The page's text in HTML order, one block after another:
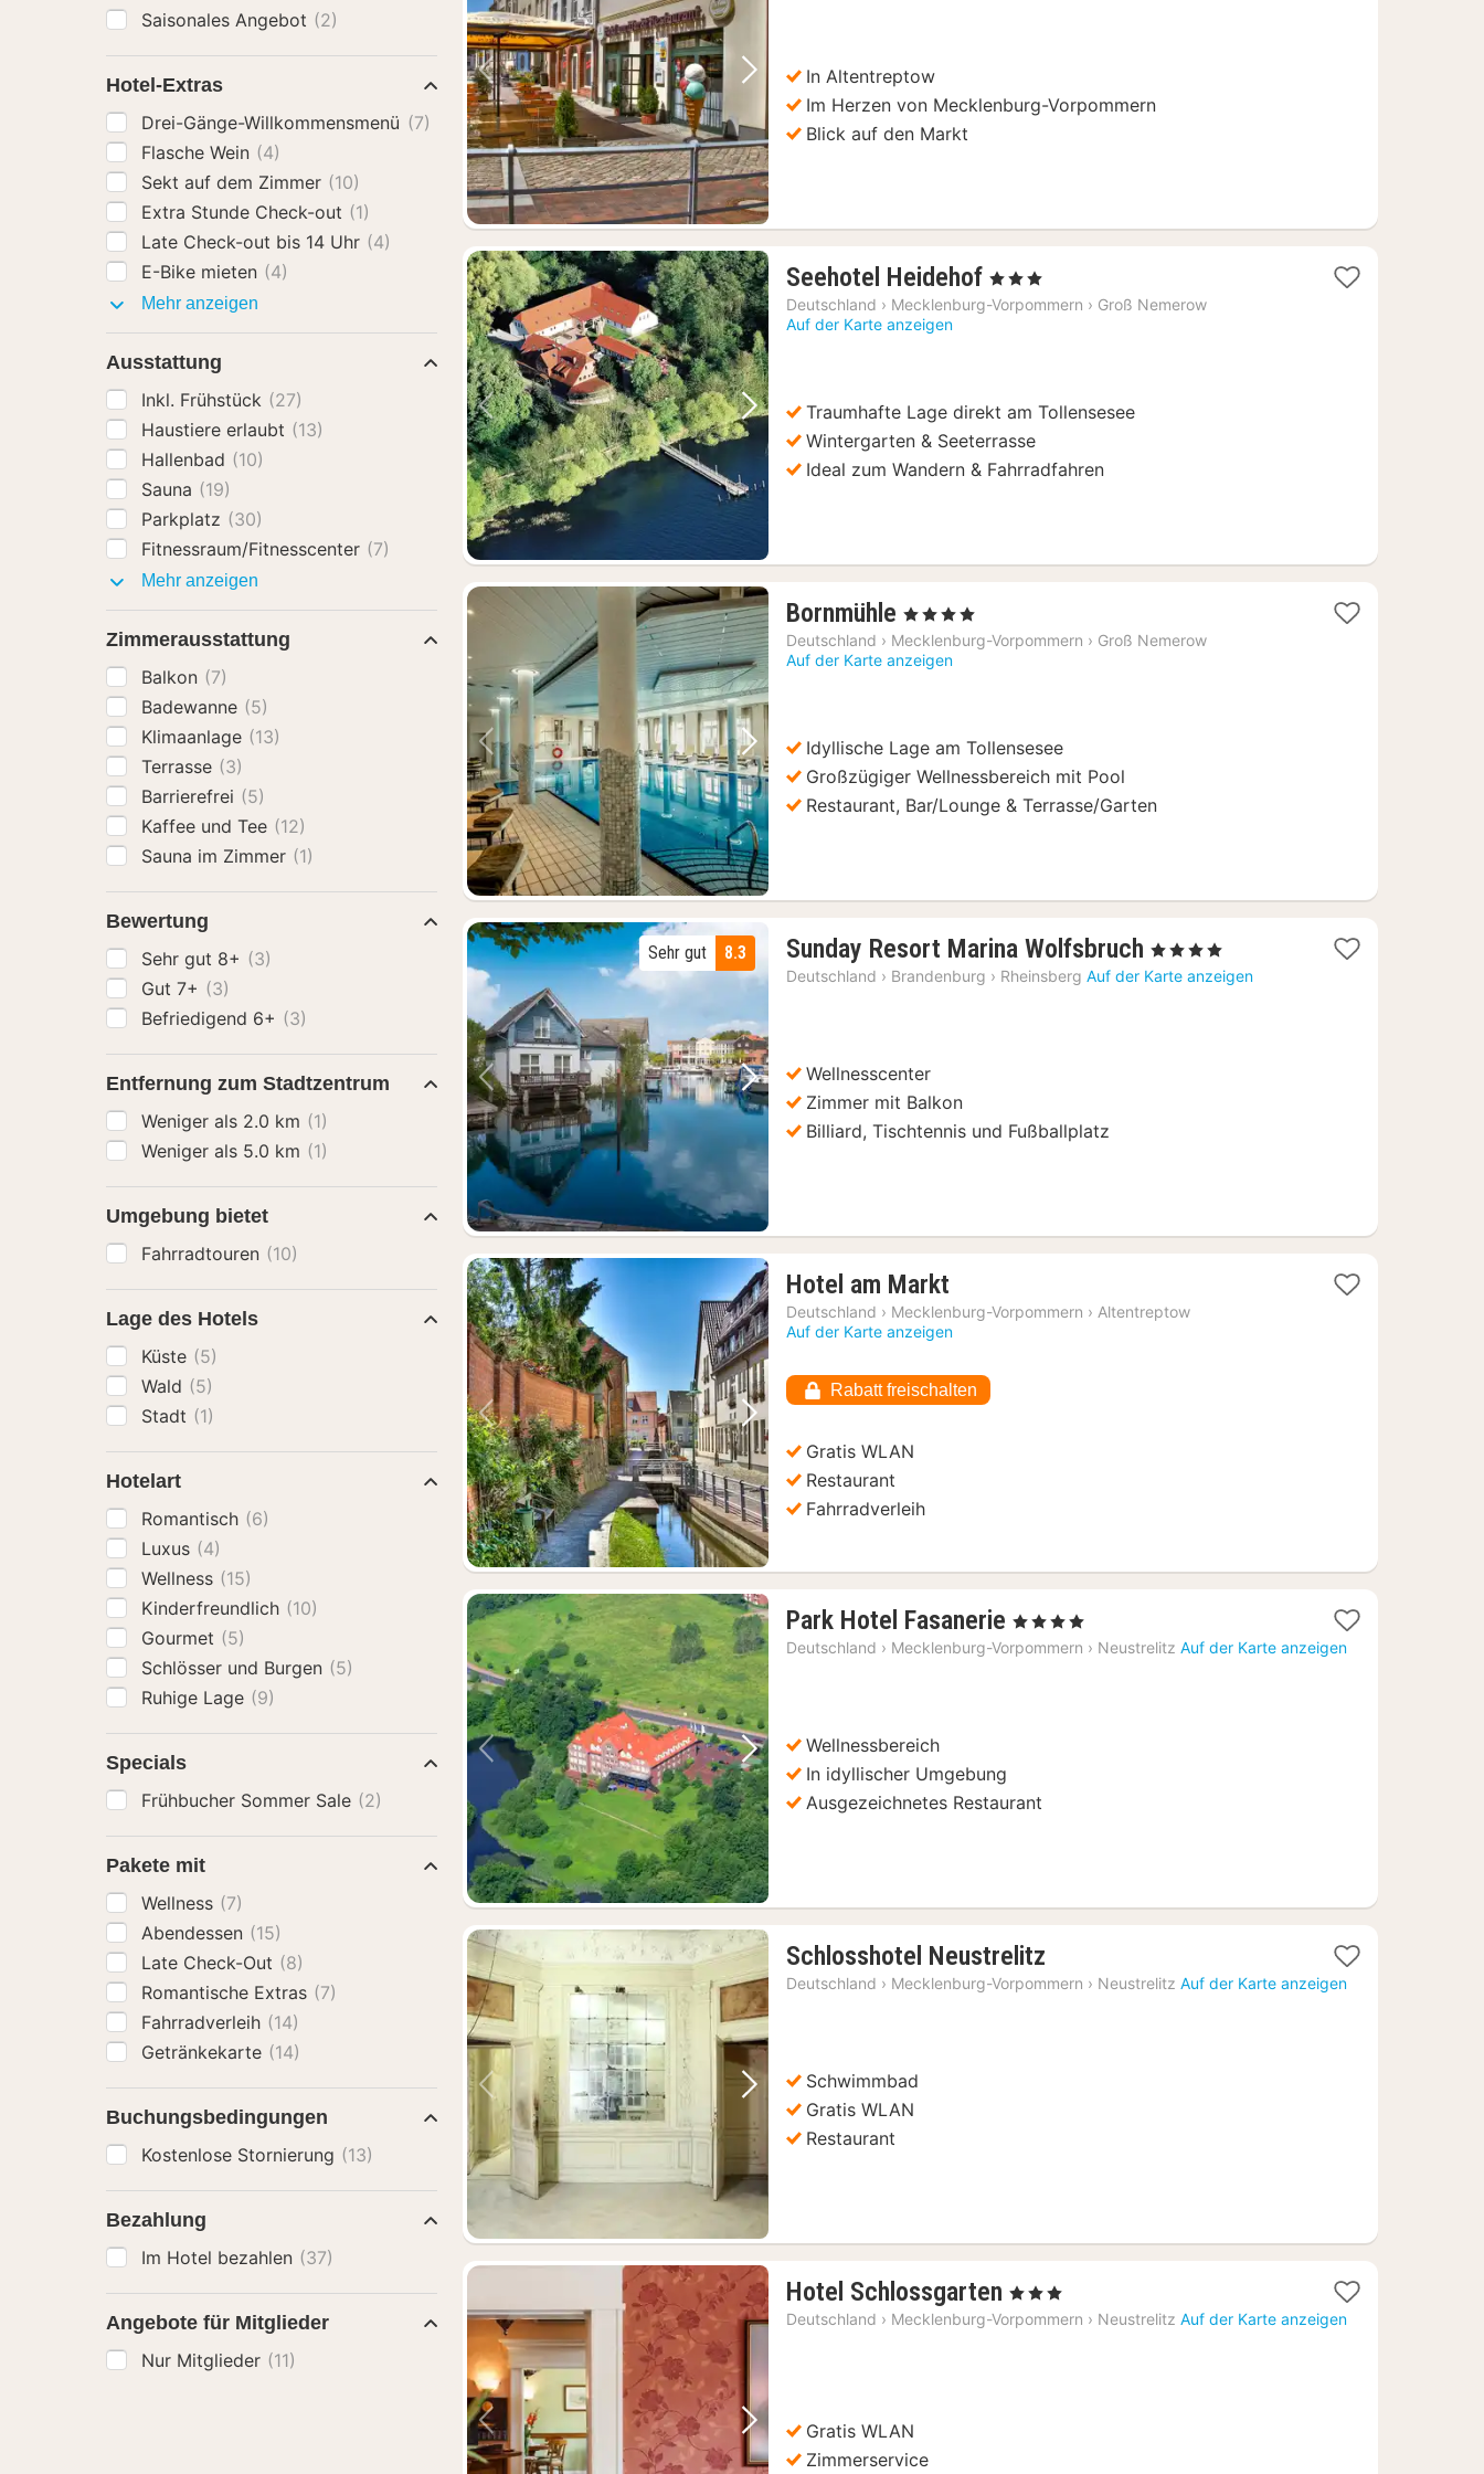
Vorheriges Bild Nächstes Bild
In Altentreptow
Im Herzen von Mecklenburg-Vorpommern
Blick auf den Markt
Vorheriges Bild Nächstes Bild
Seehotel Heidehof 1
Nacht
, 3 Sterne
Deutschland › Mecklenburg-Vorpommern › Groß Nemerow
Auf der Karte anzeigen
Traumhafte Lage direkt am Tollensesee
Wintergarten & Seeterrasse
Ideal zum Wandern & Fahrradfahren
Vorheriges Bild Nächstes Bild
Bornmühle 1
Nacht
ab
, 4 Sterne
Deutschland › Mecklenburg-Vorpommern › Groß Nemerow
Auf der Karte anzeigen
Idyllische Lage am Tollensesee
Großzügiger Wellnessbereich mit Pool
Restaurant, Bar/Lounge & Terrasse/Garten
Vorheriges Bild Nächstes Bild
8.3
Sehr gut Sunday Resort Marina Wolfsbruch 2
Nächte
, 4 Sterne
Deutschland › Brandenburg › Rheinsberg Auf der Karte anzeigen
Wellnesscenter
Zimmer mit Balkon
Billiard, Tischtennis und Fußballplatz
Vorheriges Bild Nächstes Bild
Hotel am Markt
Nacht
ab
€
Deutschland › Mecklenburg-Vorpommern › Altentreptow
Auf der Karte anzeigen
Rabatt freischalten
Gratis WLAN
Restaurant
Fahrradverleih
Vorheriges Bild Nächstes Bild
Park Hotel Fasanerie 1
Nacht
, 4 Sterne
Deutschland › Mecklenburg-Vorpommern › Neustrelitz Auf der Karte anzeigen
Wellnessbereich
In idyllischer Umgebung
Ausgezeichnetes Restaurant
Vorheriges Bild Nächstes Bild
Schlosshotel Neustrelitz
Nacht
Deutschland › Mecklenburg-Vorpommern › Neustrelitz Auf der Karte anzeigen
Schwimmbad
Gratis WLAN
Restaurant
Vorheriges Bild Nächstes Bild
Hotel Schlossgarten 1
Nacht
, 3 Sterne
Deutschland › Mecklenburg-Vorpommern › Neustrelitz Auf der Karte anzeigen
Gratis WLAN
Zimmerservice
Saisonales Angebot (2)
Hotel-Extras
Drei-Gänge-Willkommensmenü (7)
Flasche Wein (4)
Sekt auf dem Zimmer (10)
Extra Stunde Check-out (1)
Late Check-out bis 14 Uhr (4)
E-Bike mieten (4)
Mehr anzeigen
Ausstattung
Inkl. Frühstück (27)
Haustiere erlaubt (13)
Hallenbad (10)
Sauna (19)
Parkplatz (30)
Fitnessraum/Fitnesscenter (7)
Mehr anzeigen
Zimmerausstattung
Balkon (7)
Badewanne (5)
Klimaanlage (13)
Terrasse (3)
Barrierefrei (5)
Kaffee und Tee (12)
Sauna im Zimmer (1)
Bewertung
Sehr gut 8+ (3)
Gut 7+ (3)
Befriedigend 6+ (3)
Entfernung zum Stadtzentrum
Weniger als 2.0 km (1)
Weniger als 5.0 km (1)
Umgebung bietet
Fahrradtouren (10)
Lage des Hotels
Küste (5)
Wald (5)
Stadt (1)
Hotelart
Romantisch (6)
Luxus (4)
Wellness (15)
Kinderfreundlich (10)
Gourmet (5)
Schlösser und Burgen (5)
Ruhige Lage (9)
Specials
Frühbucher Sommer Sale (2)
Pakete mit
Wellness (7)
Abendessen (15)
Late Check-Out (8)
Romantische Extras (7)
Fahrradverleih (14)
Getränkekarte (14)
Buchungsbedingungen
Kostenlose Stornierung (13)
Bezahlung
Im Hotel bezahlen (37)
Angebote für Mitglieder
Nur Mitglieder (11)